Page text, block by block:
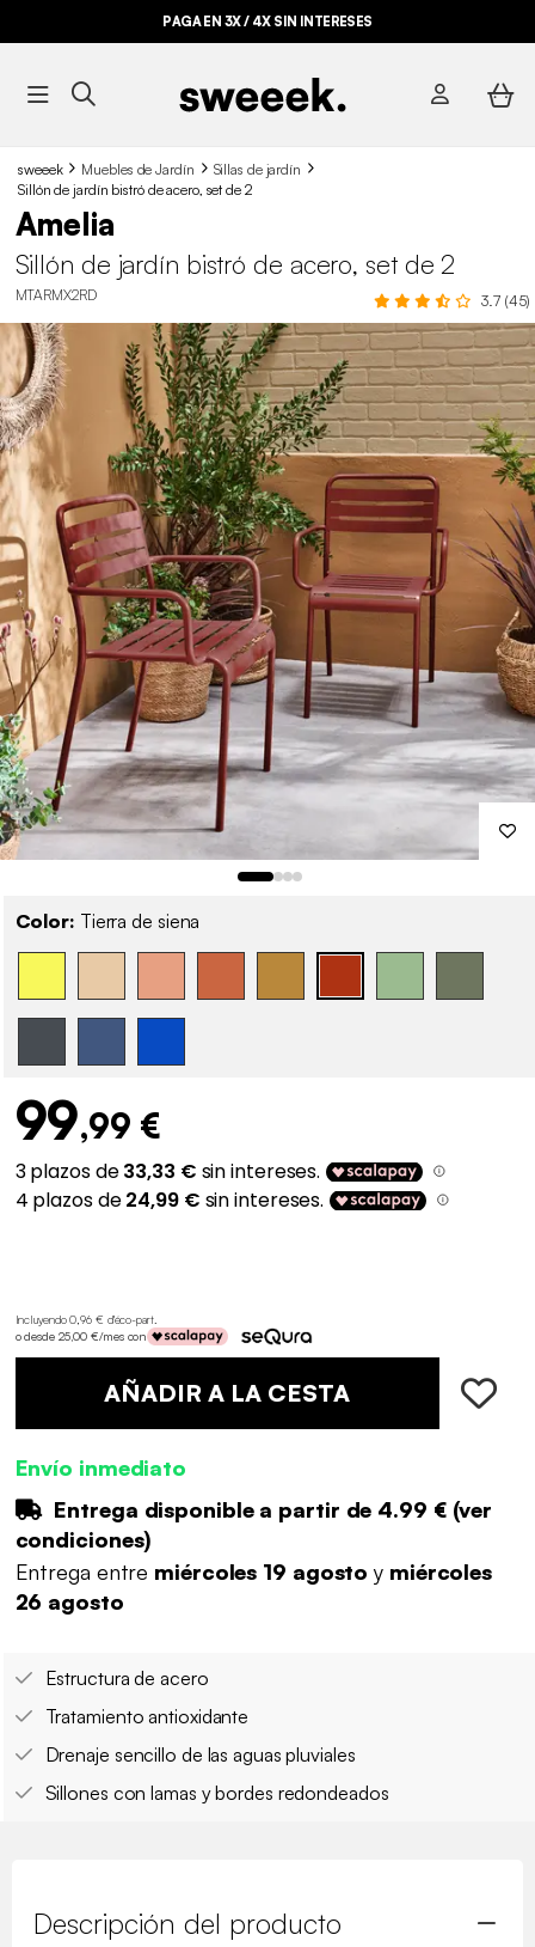
PAGA EN 3X / 4X SIN INTERESES
sweeek Muebles de Jardín
Sillas de jardín
Sillón de jardín bistró de acero, set de 2
Amelia
Sillón de jardín bistró de acero, set de 2
MTARMX2RD 3.7 (45)
Color: Tierra de siena
99,99 €
Incluyendo 0,96 € d'éco-part.
o desde 25,00 €/mes con
AÑADIR A LA CESTA
Envío inmediato
Entrega disponible a partir de 4.99 €(ver
condiciones)
Entrega entre miércoles 19 agostoy miércoles
26 agosto
Estructura de acero
Tratamiento antioxidante
Drenaje sencillo de las aguas pluviales
Sillones con lamas y bordes redondeados
Descripción del producto